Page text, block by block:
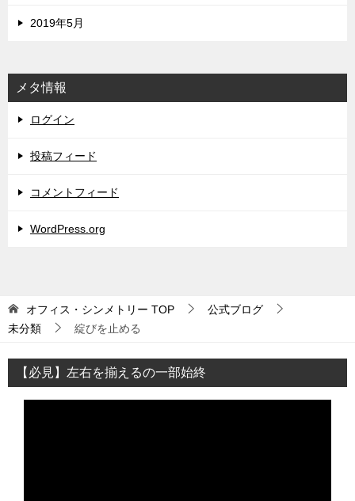
2019年5月
メタ情報
ログイン
投稿フィード
コメントフィード
WordPress.org
オフィス・シンメトリー TOP
公式ブログ
未分類
綻びを止める
【必見】左右を揃えるの一部始終